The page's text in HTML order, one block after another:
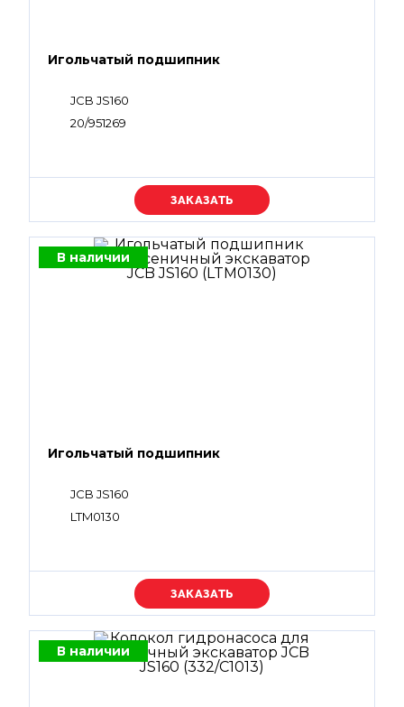
Игольчатый подшипник
JCB JS160
20/951269
Уточняйте цену
В наличии
Игольчатый подшипник
JCB JS160
LTM0130
Уточняйте цену
В наличии